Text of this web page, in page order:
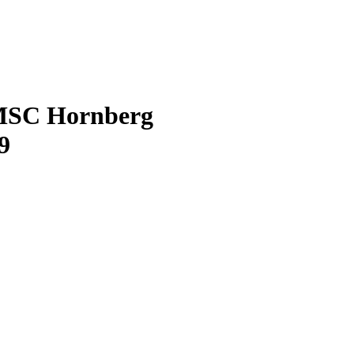
Hornberg